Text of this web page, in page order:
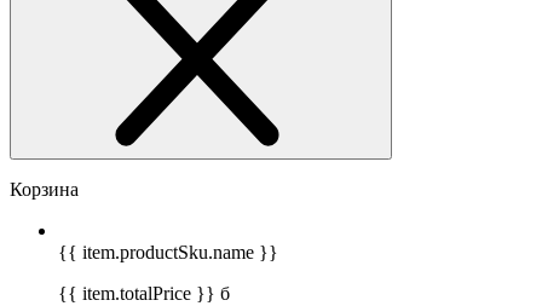
Корзина
{{ item.productSku.name }}
{{ item.totalPrice }} б